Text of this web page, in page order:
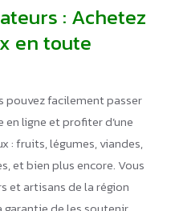
: Achetez
en toute
pouvez facilement passer
ligne et profiter d’une
: fruits, légumes, viandes,
et bien plus encore. Vous
et artisans de la région